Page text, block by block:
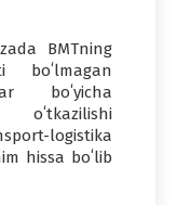
BMTning
boʻlmagan
boʻyicha
oʻtkazilishi
logistika
hissa boʻlib